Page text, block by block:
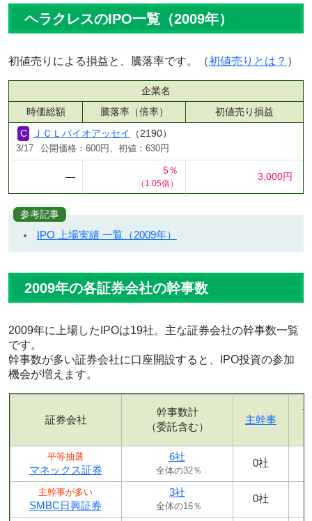
ヘラクレスのIPO一覧（2009年）
初値売りによる損益と、騰落率です。（初値売りとは？ ）
企業名
時価総額
騰落率（倍率）
初値売り損益
ＪＣＬバイオアッセイ
（2190）
3/17 公開価格：600円、初値：630円
―
5％
（1.05倍）
3,000円
参考記事
IPO 上場実績 一覧（2009年）
2009年の各証券会社の幹事数
2009年に上場したIPOは19社。主な証券会社の幹事数一覧
です。
幹事数が多い証券会社に口座開設すると、IPO投資の参加
機会が増えます。
証券会社
幹事数計
（委託含む）
主幹事
平等抽選
マネックス証券
6社
全体の32％
0社
主幹事が多い
SMBC日興証券
3社
全体の16％
0社